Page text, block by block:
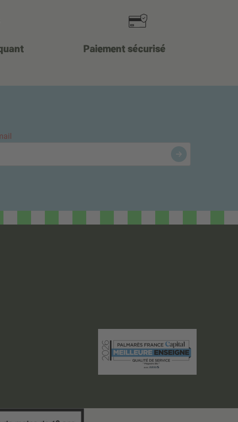
Paiement sécurisé